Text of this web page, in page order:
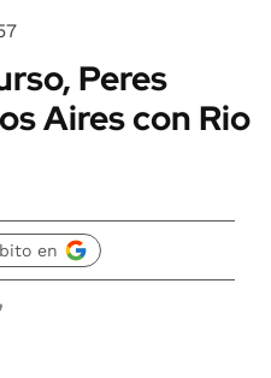
Peres
Aires con Rio
en